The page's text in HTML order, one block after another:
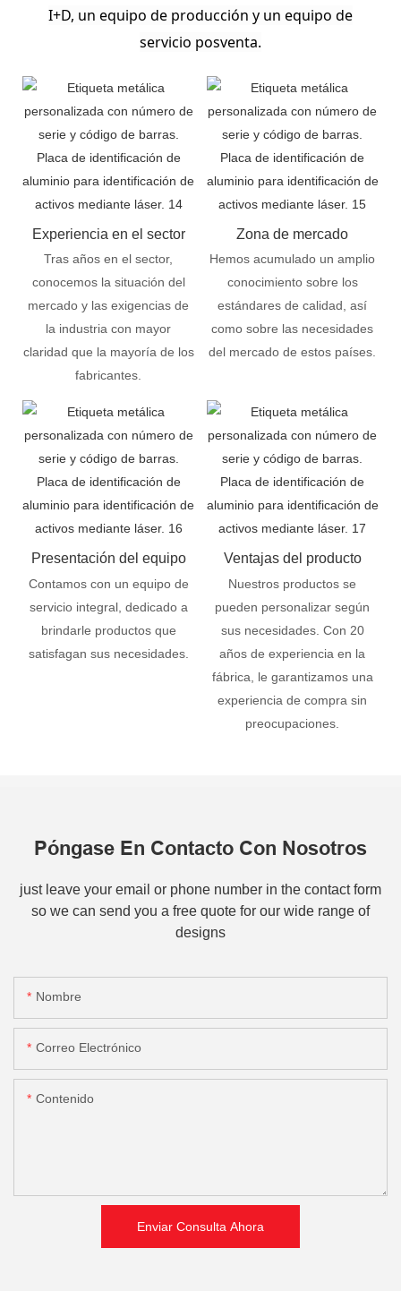
I+D, un equipo de producción y un equipo de
servicio posventa.
Experiencia en el sector
Tras años en el sector,
conocemos la situación del
mercado y las exigencias de
la industria con mayor
claridad que la mayoría de los
fabricantes.
Zona de mercado
Hemos acumulado un amplio
conocimiento sobre los
estándares de calidad, así
como sobre las necesidades
del mercado de estos países.
Presentación del equipo
Contamos con un equipo de
servicio integral, dedicado a
brindarle productos que
satisfagan sus necesidades.
Ventajas del producto
Nuestros productos se
pueden personalizar según
sus necesidades. Con 20
años de experiencia en la
fábrica, le garantizamos una
experiencia de compra sin
preocupaciones.
Póngase En Contacto Con Nosotros
just leave your email or phone number in the contact form
so we can send you a free quote for our wide range of
designs
Nombre
Correo Electrónico
Contenido
Enviar Consulta Ahora